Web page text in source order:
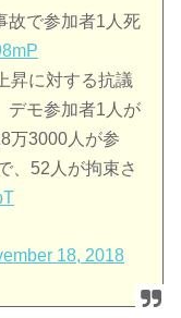
故で参加者1人死
昇に対する抗議
デモ参加者1人が
万3000人が参
、52人が拘束さ
18, 2018